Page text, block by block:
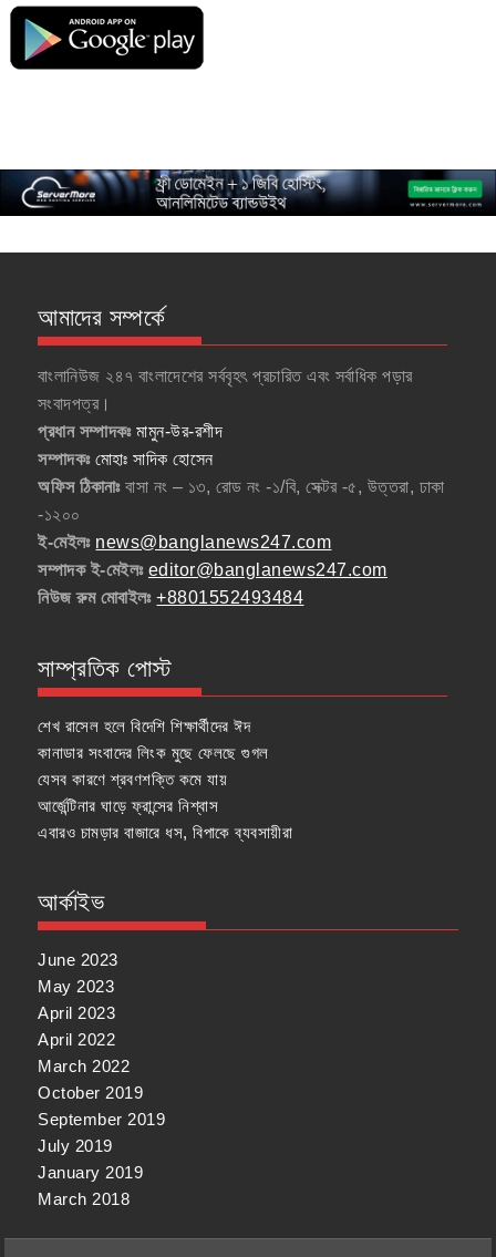
আমাদের সম্পর্কে
বাংলানিউজ ২৪৭ বাংলাদেশের সর্ববৃহৎ প্রচারিত এবং সর্বাধিক পড়ার
সংবাদপত্র।
প্রধান সম্পাদকঃমামুন-উর-রশীদ
সম্পাদকঃ মোহাঃ সাদিক হোসেন
অফিস ঠিকানাঃবাসা নং – ১৩, রোড নং -১/বি, সেক্টর -৫, উত্তরা, ঢাকা
-১২০০
ই-মেইলঃ news@banglanews247.com
সম্পাদক ই-মেইলঃ editor@banglanews247.com
নিউজ রুম মোবাইলঃ+8801552493484
সাম্প্রতিক পোস্ট
শেখ রাসেল হলে বিদেশি শিক্ষার্থীদের ঈদ
কানাডার সংবাদের লিংক মুছে ফেলছে গুগল
যেসব কারণে শ্রবণশক্তি কমে যায়
আর্জেন্টিনার ঘাড়ে ফ্রান্সের নিশ্বাস
এবারও চামড়ার বাজারে ধস, বিপাকে ব্যবসায়ীরা
আর্কাইভ
June 2023
May 2023
April 2023
April 2022
March 2022
October 2019
September 2019
July 2019
January 2019
March 2018